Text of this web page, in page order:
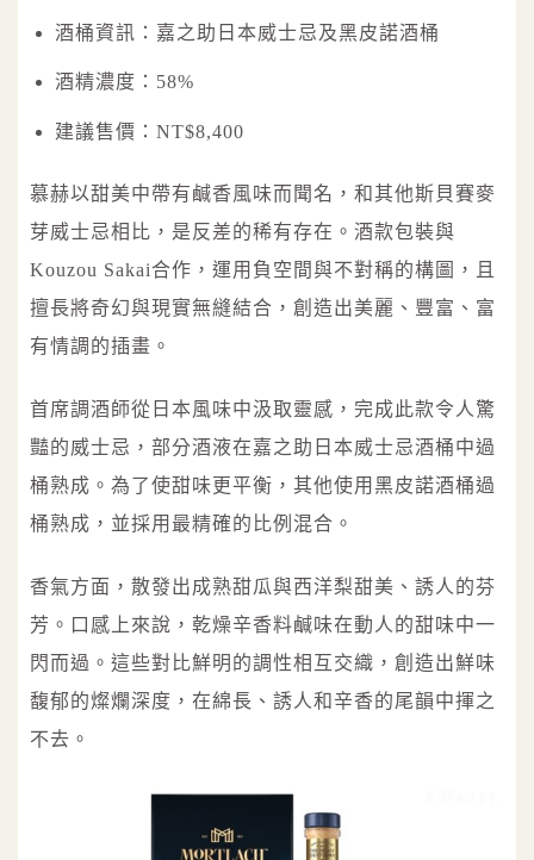
酒桶資訊：嘉之助日本威士忌及黑皮諾酒桶
酒精濃度：58%
建議售價：NT$8,400
慕赫以甜美中帶有鹹香風味而聞名，和其他斯貝賽麥
芽威士忌相比，是反差的稀有存在。酒款包裝與
Kouzou Sakai合作，運用負空間與不對稱的構圖，且
擅長將奇幻與現實無縫結合，創造出美麗、豐富、富
有情調的插畫。
首席調酒師從日本風味中汲取靈感，完成此款令人驚
豔的威士忌，部分酒液在嘉之助日本威士忌酒桶中過
桶熟成。為了使甜味更平衡，其他使用黑皮諾酒桶過
桶熟成，並採用最精確的比例混合。
香氣方面，散發出成熟甜瓜與西洋梨甜美、誘人的芬
芳。口感上來說，乾燥辛香料鹹味在動人的甜味中一
閃而過。這些對比鮮明的調性相互交織，創造出鮮味
馥郁的燦爛深度，在綿長、誘人和辛香的尾韻中揮之
不去。